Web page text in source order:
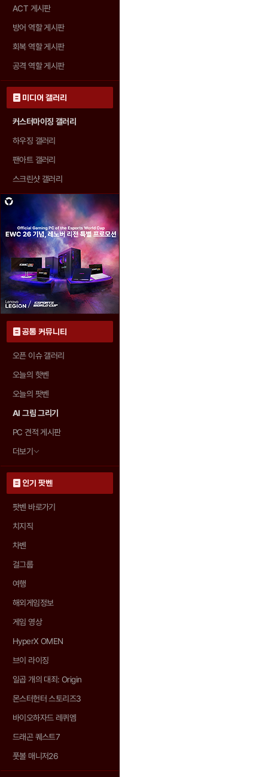
ACT 게시판
방어 역할 게시판
회복 역할 게시판
공격 역할 게시판
미디어 갤러리
커스터마이징 갤러리
하우징 갤러리
팬아트 갤러리
스크린샷 갤러리
공통 커뮤니티
오픈 이슈 갤러리
오늘의 핫벤
오늘의 팟벤
AI 그림 그리기
PC 견적 게시판
더보기
인기 팟벤
팟벤 바로가기
치지직
차벤
걸그룹
여행
해외게임정보
게임 영상
HyperX OMEN
브이 라이징
일곱 개의 대죄: Origin
몬스터헌터 스토리즈3
바이오하자드 레퀴엠
드래곤 퀘스트7
풋볼 매니저26